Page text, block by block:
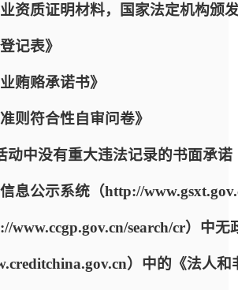
资质证明材料，国家法定机构颁
记表》
贿赂承诺书》
则符合性自审问卷》
动中没有重大违法记录的书面承诺
息公示系统（http://
www.ccgp.gov.cn/search/cr）中
）中的《法人